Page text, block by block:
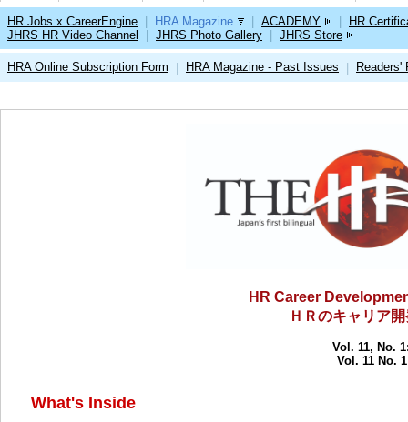
HR Jobs x CareerEngine HRA Magazine ACADEMY
HR
JHRS HR Video Channel
JHRS Photo Gallery JHRS Store
HRA Online Subscription Form HRA Magazine - Past Issues Readers'
HR Career
ＨＲのキャリア
Vol. 11, No.
Vol. 11 No. 1
What's Inside